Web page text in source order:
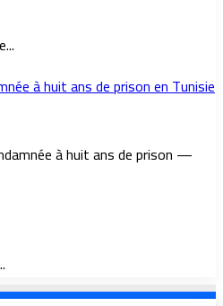
à huit ans de prison en Tunisie
à huit ans de prison —